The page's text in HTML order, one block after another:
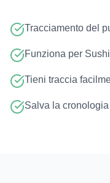
Tracciamento del
Funziona per
Tieni traccia
Salva la